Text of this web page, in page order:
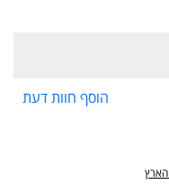
הוסף חוות דעת